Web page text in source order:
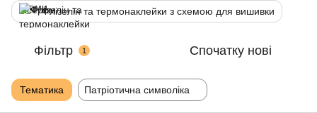
Флізелін та термонаклейки з схемою для вишивки
Фільтр 1 Спочатку нові
Тематика Патріотична символіка